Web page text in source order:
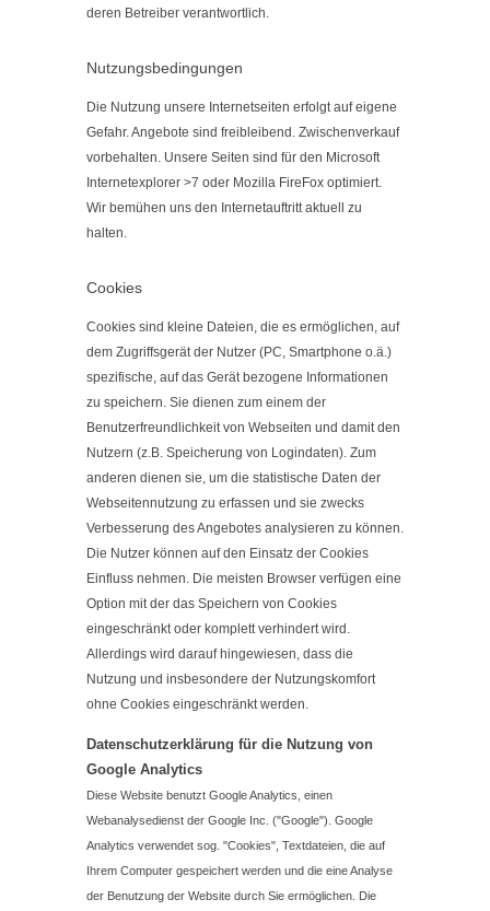
deren Betreiber verantwortlich.
Nutzungsbedingungen
Die Nutzung unsere Internetseiten erfolgt auf eigene
Gefahr. Angebote sind freibleibend. Zwischenverkauf
vorbehalten. Unsere Seiten sind für den Microsoft
Internetexplorer >7 oder Mozilla FireFox optimiert.
Wir bemühen uns den Internetauftritt aktuell zu
halten.
Cookies
Cookies sind kleine Dateien, die es ermöglichen, auf
dem Zugriffsgerät der Nutzer (PC, Smartphone o.ä.)
spezifische, auf das Gerät bezogene Informationen
zu speichern. Sie dienen zum einem der
Benutzerfreundlichkeit von Webseiten und damit den
Nutzern (z.B. Speicherung von Logindaten). Zum
anderen dienen sie, um die statistische Daten der
Webseitennutzung zu erfassen und sie zwecks
Verbesserung des Angebotes analysieren zu können.
Die Nutzer können auf den Einsatz der Cookies
Einfluss nehmen. Die meisten Browser verfügen eine
Option mit der das Speichern von Cookies
eingeschränkt oder komplett verhindert wird.
Allerdings wird darauf hingewiesen, dass die
Nutzung und insbesondere der Nutzungskomfort
ohne Cookies eingeschränkt werden.
Datenschutzerklärung für die Nutzung von
Google Analytics
Diese Website benutzt Google Analytics, einen
Webanalysedienst der Google Inc. ("Google"). Google
Analytics verwendet sog. "Cookies", Textdateien, die auf
Ihrem Computer gespeichert werden und die eine Analyse
der Benutzung der Website durch Sie ermöglichen. Die